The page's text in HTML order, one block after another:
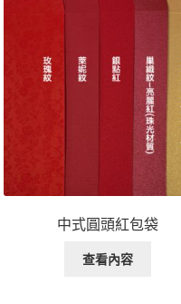
中式圓頭紅包袋
查看內容